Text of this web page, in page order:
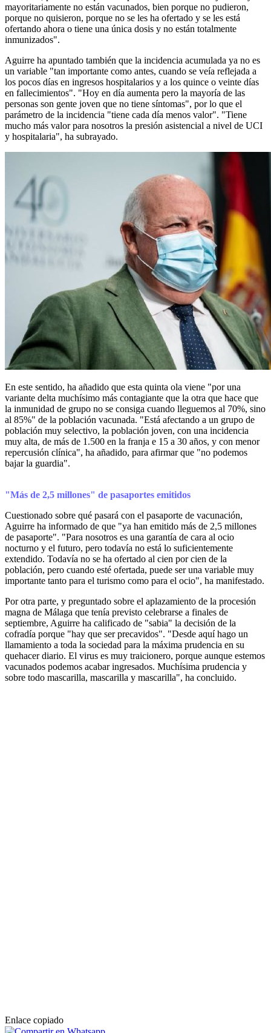
mayoritariamente no están vacunados, bien porque no pudieron,
porque no quisieron, porque no se les ha ofertado y se les está
ofertando ahora o tiene una única dosis y no están totalmente
inmunizados".
Aguirre ha apuntado también que la incidencia acumulada ya no es
un variable "tan importante como antes, cuando se veía reflejada a
los pocos días en ingresos hospitalarios y a los quince o veinte días
en fallecimientos". "Hoy en día aumenta pero la mayoría de las
personas son gente joven que no tiene síntomas", por lo que el
parámetro de la incidencia "tiene cada día menos valor". "Tiene
mucho más valor para nosotros la presión asistencial a nivel de UCI
y hospitalaria", ha subrayado.
En este sentido, ha añadido que esta quinta ola viene "por una
variante delta muchísimo más contagiante que la otra que hace que
la inmunidad de grupo no se consiga cuando lleguemos al 70%, sino
al 85%" de la población vacunada. "Está afectando a un grupo de
población muy selectivo, la población joven, con una incidencia
muy alta, de más de 1.500 en la franja e 15 a 30 años, y con menor
repercusión clínica", ha añadido, para afirmar que "no podemos
bajar la guardia".
"Más de 2,5 millones" de pasaportes emitidos
Cuestionado sobre qué pasará con el pasaporte de vacunación,
Aguirre ha informado de que "ya han emitido más de 2,5 millones
de pasaporte". "Para nosotros es una garantía de cara al ocio
nocturno y el futuro, pero todavía no está lo suficientemente
extendido. Todavía no se ha ofertado al cien por cien de la
población, pero cuando esté ofertada, puede ser una variable muy
importante tanto para el turismo como para el ocio", ha manifestado.
Por otra parte, y preguntado sobre el aplazamiento de la procesión
magna de Málaga que tenía previsto celebrarse a finales de
septiembre, Aguirre ha calificado de "sabia" la decisión de la
cofradía porque "hay que ser precavidos". "Desde aquí hago un
llamamiento a toda la sociedad para la máxima prudencia en su
quehacer diario. El virus es muy traicionero, porque aunque estemos
vacunados podemos acabar ingresados. Muchísima prudencia y
sobre todo mascarilla, mascarilla y mascarilla", ha concluido.
Enlace copiado